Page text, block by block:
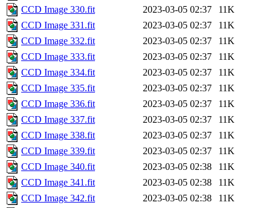
CCD Image 330.fit
2023-03-05 02:37
11K
CCD Image 331.fit
2023-03-05 02:37
11K
CCD Image 332.fit
2023-03-05 02:37
11K
CCD Image 333.fit
2023-03-05 02:37
11K
CCD Image 334.fit
2023-03-05 02:37
11K
CCD Image 335.fit
2023-03-05 02:37
11K
CCD Image 336.fit
2023-03-05 02:37
11K
CCD Image 337.fit
2023-03-05 02:37
11K
CCD Image 338.fit
2023-03-05 02:37
11K
CCD Image 339.fit
2023-03-05 02:37
11K
CCD Image 340.fit
2023-03-05 02:38
11K
CCD Image 341.fit
2023-03-05 02:38
11K
CCD Image 342.fit
2023-03-05 02:38
11K